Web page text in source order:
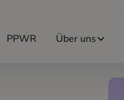
PPWR Über uns